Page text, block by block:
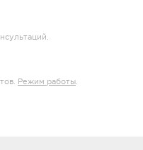
Режим работы